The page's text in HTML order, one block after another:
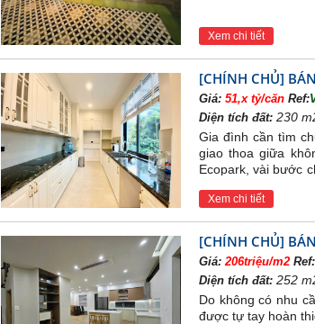
I. TỔNG QUAN DỰ ÁN ECOPARK VĂN
Dự ánchung cư Ecopark Văn Giang , Hưng
hoàn thành năm 2029, với tổng mức vốn đầu
đa dạng với thiết kế sang trọng , đáp ứng mọi
Xem chi tiết
[CHÍNH CHỦ]
Giá: 51,x tỷ/cănRef:
Diện tích đất:230
Gia đình cần tìm
giao thoa giữa
Ecopark, vài bước
Xem chi tiết
[CHÍNH CHỦ]
Giá: 206triệu/m2Ref:
Diện tích đất:252
Do không có nhu
được tự tay hoàn